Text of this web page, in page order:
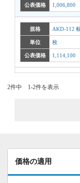
公表価格 1,006,800
規格 AKD-112
単位 枚
公表価格 1,114,100
2件中 1-2件を表示
価格の適用